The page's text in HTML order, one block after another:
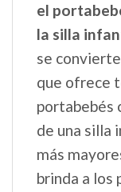
el
la silla
se
que ofrece
portabebés
de una silla
más
brinda a los